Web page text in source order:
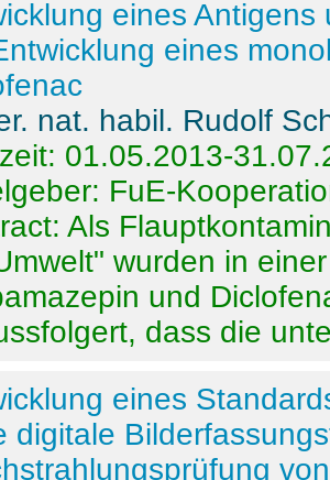
eines
eines
nat. habil. Rudolf
01.05.2013-
FuE-
Als
wurden in
und
dass die
eines
digitale